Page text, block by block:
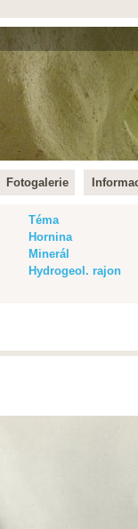
Fotogalerie
Téma
Hornina
Minerál
Hydrogeol. rajon